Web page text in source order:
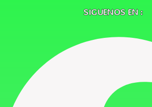
SIGUENOS EN :